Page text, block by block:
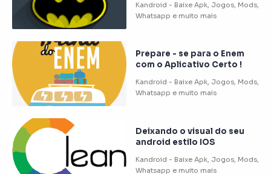
Prepare - se para o Enem
com o Aplicativo Certo !
Deixando o visual do seu
android estilo IOS